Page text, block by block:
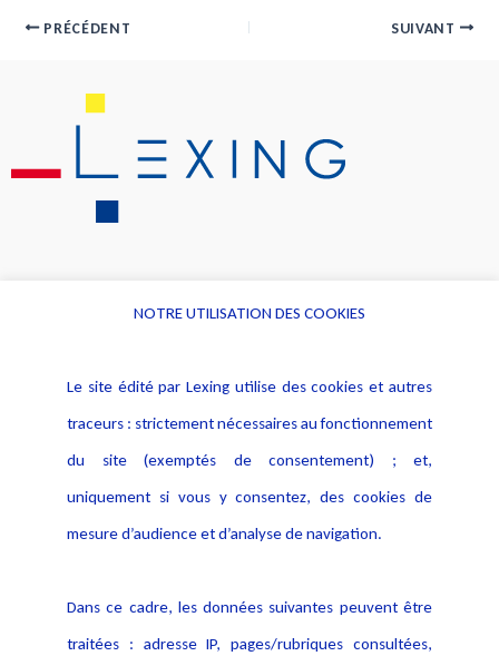
PRÉCÉDENT SUIVANT
Alerte professionnelle
Déclaration d'accessibilité
Notice Légale
Politique de protection des
données
Publications
NOTRE UTILISATION DES COOKIES
Le site édité par Lexing utilise des cookies et autres
traceurs : strictement nécessaires au fonctionnement
du site (exemptés de consentement) ; et,
uniquement si vous y consentez, des cookies de
mesure d’audience et d’analyse de navigation.
Dans ce cadre, les données suivantes peuvent être
traitées : adresse IP, pages/rubriques consultées,